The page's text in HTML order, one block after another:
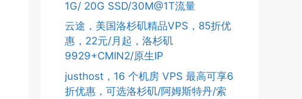
1G/ 20G SSD/30M@1T流量
云途，美国洛杉矶精品VPS，85折优
惠，22元/月起，洛杉矶
9929+CMIN2/原生IP
justhost，16 个机房 VPS 最高可享6
折优惠，可选洛杉矶/阿姆斯特丹/索